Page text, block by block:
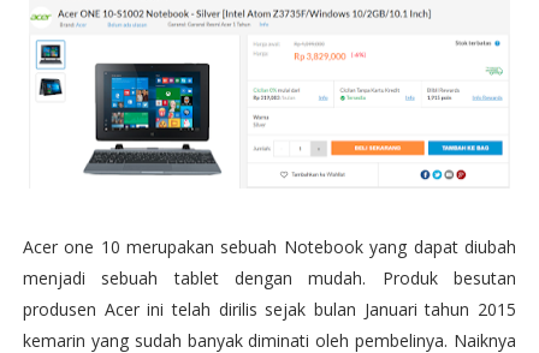
Acer one 10 merupakan sebuah Notebook yang dapat diubah
menjadi sebuah tablet dengan mudah. Produk besutan
produsen Acer ini telah dirilis sejak bulan Januari tahun 2015
kemarin yang sudah banyak diminati oleh pembelinya. Naiknya